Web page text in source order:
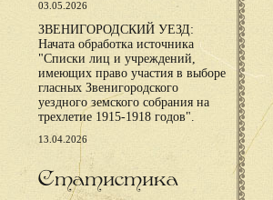
03.05.2026
ЗВЕНИГОРОДСКИЙ УЕЗД:
Начата обработка источника
"Списки лиц и учреждений,
имеющих право участия в выборе
гласных Звенигородского
уездного земского собрания на
трехлетие 1915-1918 годов".
13.04.2026
Статистика